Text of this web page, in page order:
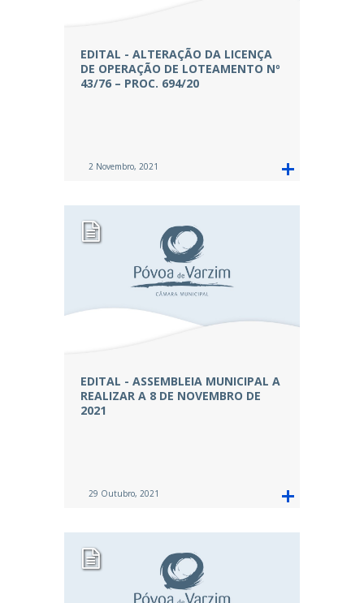
EDITAL - ALTERAÇÃO DA LICENÇA
DE OPERAÇÃO DE LOTEAMENTO Nº
43/76 – PROC. 694/20
2 Novembro, 2021
EDITAL - ASSEMBLEIA MUNICIPAL A
REALIZAR A 8 DE NOVEMBRO DE
2021
29 Outubro, 2021